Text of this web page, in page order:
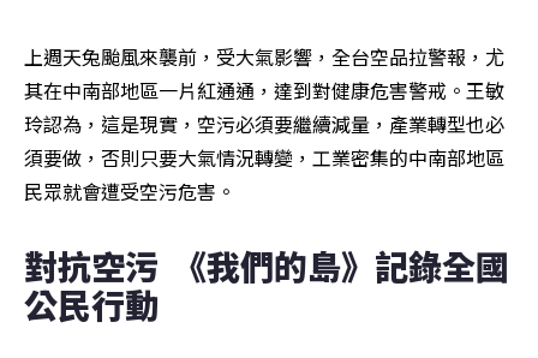
上週天兔颱風來襲前，受大氣影響，全台空品拉警報，尤
其在中南部地區一片紅通通，達到對健康危害警戒。王敏
玲認為，這是現實，空污必須要繼續減量，產業轉型也必
須要做，否則只要大氣情況轉變，工業密集的中南部地區
民眾就會遭受空污危害。
對抗空污  《我們的島》記錄全國
公民行動